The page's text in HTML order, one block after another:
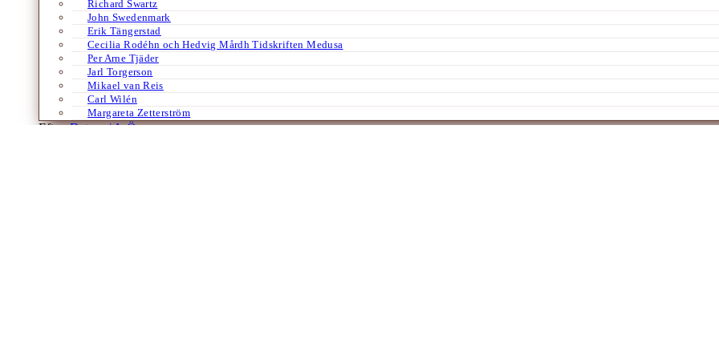
Richard Swartz
John Swedenmark
Erik Tängerstad
Cecilia Rodéhn och Hedvig Mårdh Tidskriften Medusa
Per Arne Tjäder
Jarl Torgerson
Mikael van Reis
Carl Wilén
Margareta Zetterström
Efter:Datum /A-Ö